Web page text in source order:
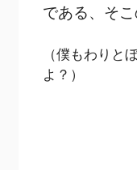
である、そこ
（僕もわりと
よ？）